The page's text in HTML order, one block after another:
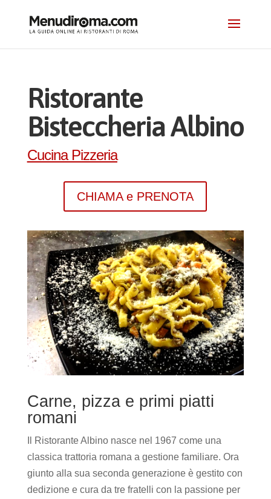
Ristorante
Bisteccheria Albino
Cucina Pizzeria
CHIAMA e PRENOTA
Carne, pizza e primi piatti
romani
Il Ristorante Albino nasce nel 1967 come una
classica trattoria romana a gestione familiare. Ora
giunto alla sua seconda generazione è gestito con
dedizione e cura da tre fratelli con la passione per